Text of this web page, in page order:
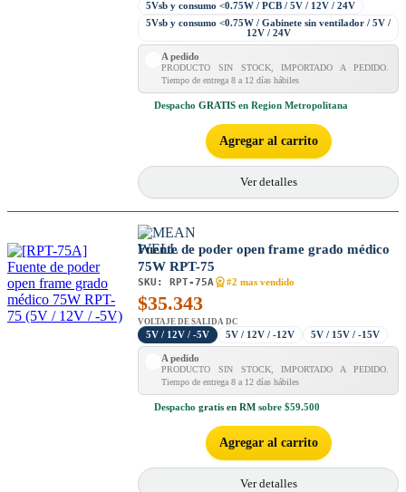
5Vsb y consumo <0.75W / PCB / 5V / 12V / 24V
5Vsb y consumo <0.75W / Gabinete sin ventilador / 5V /
12V / 24V
A pedido
PRODUCTO SIN STOCK, IMPORTADO A PEDIDO.
Tiempo de entrega 8 a 12 días hábiles
Despacho GRATIS en Region Metropolitana
Agregar al carrito
Ver detalles
Fuente de poder open frame grado médico
75W RPT-75
SKU: RPT-75A #2 mas vendido
$35.343
VOLTAJE DE SALIDA DC
5V / 12V / -5V 5V / 12V / -12V 5V / 15V / -15V
A pedido
PRODUCTO SIN STOCK, IMPORTADO A PEDIDO.
Tiempo de entrega 8 a 12 días hábiles
Despacho gratis en RM sobre $59.500
Agregar al carrito
Ver detalles